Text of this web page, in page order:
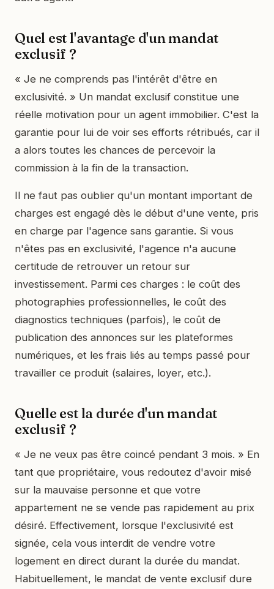
Quel est l'avantage d'un mandat
exclusif ?
« Je ne comprends pas l'intérêt d'être en
exclusivité. » Un mandat exclusif constitue une
réelle motivation pour un agent immobilier. C'est la
garantie pour lui de voir ses efforts rétribués, car il
a alors toutes les chances de percevoir la
commission à la fin de la transaction.
Il ne faut pas oublier qu'un montant important de
charges est engagé dès le début d'une vente, pris
en charge par l'agence sans garantie. Si vous
n'êtes pas en exclusivité, l'agence n'a aucune
certitude de retrouver un retour sur
investissement. Parmi ces charges : le coût des
photographies professionnelles, le coût des
diagnostics techniques (parfois), le coût de
publication des annonces sur les plateformes
numériques, et les frais liés au temps passé pour
travailler ce produit (salaires, loyer, etc.).
Quelle est la durée d'un mandat
exclusif ?
« Je ne veux pas être coincé pendant 3 mois. » En
tant que propriétaire, vous redoutez d'avoir misé
sur la mauvaise personne et que votre
appartement ne se vende pas rapidement au prix
désiré. Effectivement, lorsque l'exclusivité est
signée, cela vous interdit de vendre votre
logement en direct durant la durée du mandat.
Habituellement, le mandat de vente exclusif dure